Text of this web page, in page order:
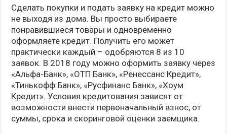
Сделать покупки и подать заявку на кредит можно
не выходя из дома. Вы просто выбираете
понравившиеся товары и одновременно
оформляете кредит. Получить его может
практически каждый – одобряются 8 из 10
заявок. В 2018 году можно оформить заявку через
«Альфа-Банк», «ОТП Банк», «Ренессанс Кредит»,
«Тинькофф Банк», «Русфинанс Банк», «Хоум
Кредит». Условия кредитования зависят от
возможности внести первоначальный взнос, от
суммы, срока и скоринговой оценки заемщика.